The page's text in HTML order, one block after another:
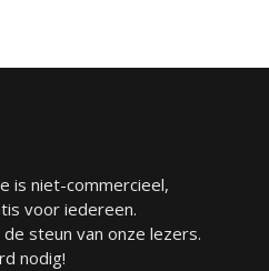
is niet-commercieel,
voor iedereen.
steun van onze lezers.
nodig!